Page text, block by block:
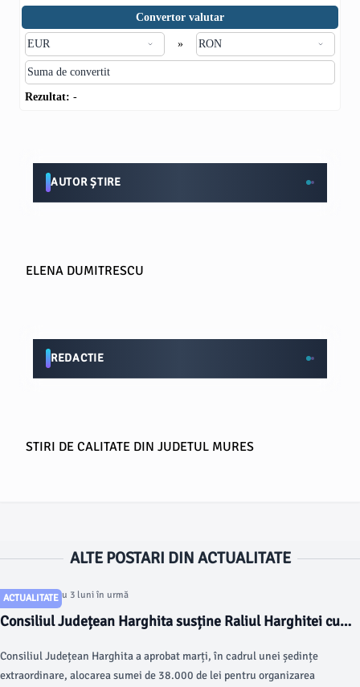
Convertor valutar
»
Rezultat: -
AUTOR ȘTIRE
ELENA DUMITRESCU
REDACTIE
STIRI DE CALITATE DIN JUDETUL MURES
ALTE POSTARI DIN ACTUALITATE
ACTUALITATE
Articol postat cu 3 luni în urmă
Consiliul Județean Harghita susține Raliul Harghitei cu
Consiliul Județean Harghita a aprobat marți, în cadrul unei ședințe
extraordinare, alocarea sumei de 38.000 de lei pentru organizarea